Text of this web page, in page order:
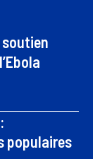
soutien
populaires